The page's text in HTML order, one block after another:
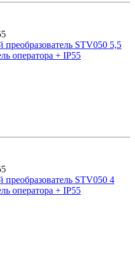
STV050 5,5
оператора + IP55
STV050 4
оператора + IP55